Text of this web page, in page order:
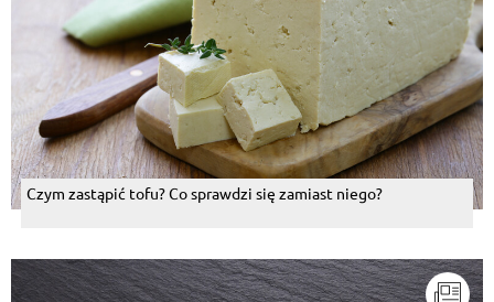
Czym zastąpić tofu? Co sprawdzi się zamiast niego?